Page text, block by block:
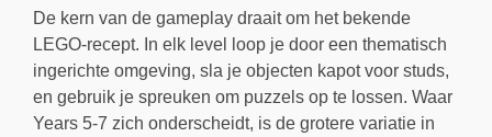
De kern van de gameplay draait om het bekende
LEGO-recept. In elk level loop je door een thematisch
ingerichte omgeving, sla je objecten kapot voor studs,
en gebruik je spreuken om puzzels op te lossen. Waar
Years 5-7 zich onderscheidt, is de grotere variatie in